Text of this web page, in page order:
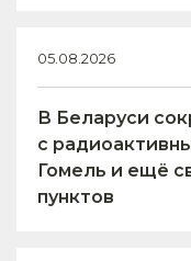
05.08.2026
В Беларуси
с
Гомель и ещё
пунктов